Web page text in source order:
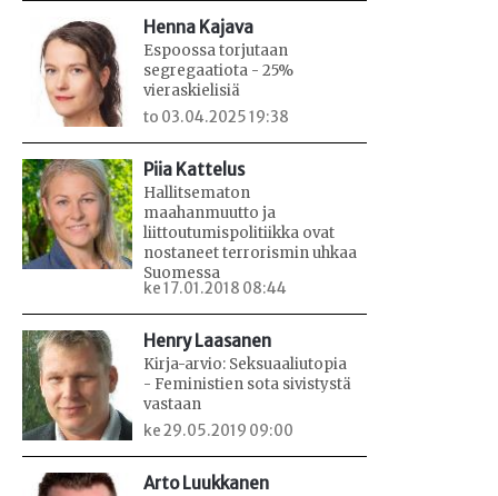
Henna Kajava
Espoossa torjutaan
segregaatiota - 25%
vieraskielisiä
to 03.04.2025 19:38
Piia Kattelus
Hallitsematon
maahanmuutto ja
liittoutumispolitiikka ovat
nostaneet terrorismin uhkaa
Suomessa
ke 17.01.2018 08:44
Henry Laasanen
Kirja-arvio: Seksuaaliutopia
- Feministien sota sivistystä
vastaan
ke 29.05.2019 09:00
Arto Luukkanen